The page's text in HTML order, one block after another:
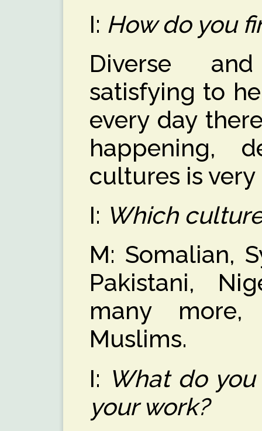
I: How do you
Diverse
satisfying to
every day
happening,
cultures is
I: Which
M: Somalian,
Pakistani,
many
Muslims.
I: What do
your work?